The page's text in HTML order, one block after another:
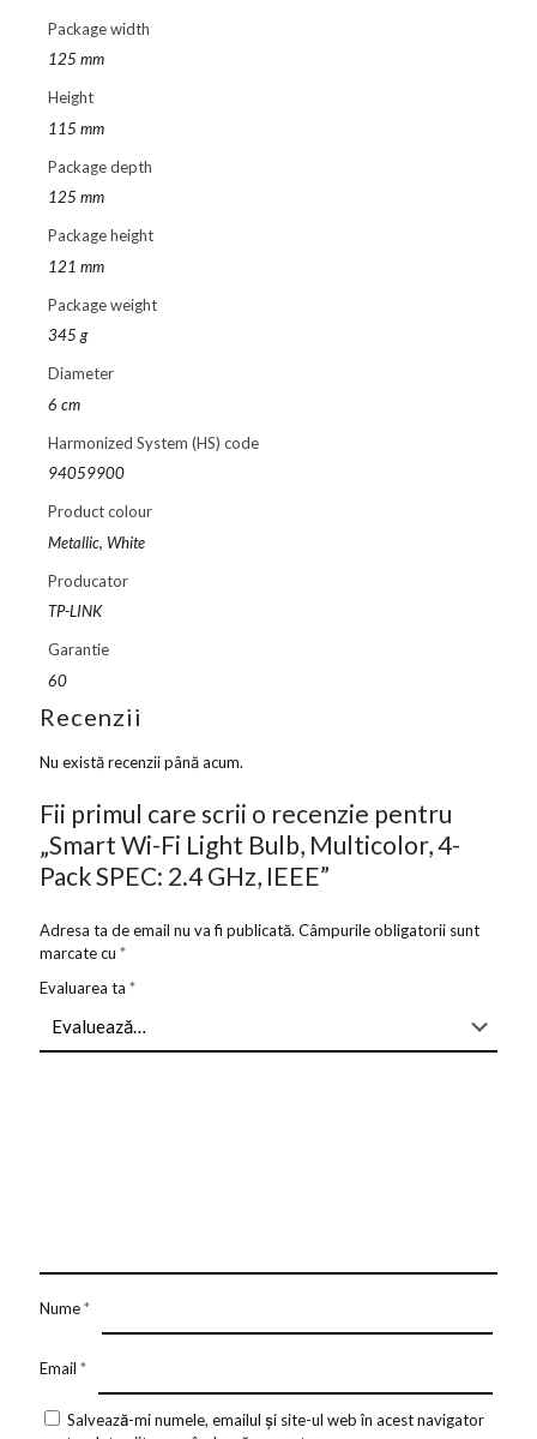
Package width
125 mm
Height
115 mm
Package depth
125 mm
Package height
121 mm
Package weight
345 g
Diameter
6 cm
Harmonized System (HS) code
94059900
Product colour
Metallic, White
Producator
TP-LINK
Garantie
60
Recenzii
Nu există recenzii până acum.
Fii primul care scrii o recenzie pentru
„Smart Wi-Fi Light Bulb, Multicolor, 4-
Pack SPEC: 2.4 GHz, IEEE”
Adresa ta de email nu va fi publicată. Câmpurile obligatorii sunt
marcate cu *
Evaluarea ta *
Nume*
Email *
Salvează-mi numele, emailul și site-ul web în acest navigator